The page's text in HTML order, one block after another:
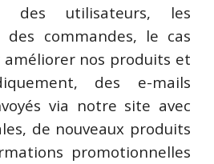
des utilisateurs, les
des commandes, le cas
nos produits et
des e-mails
via notre site avec
de nouveaux produits
promotionnelles